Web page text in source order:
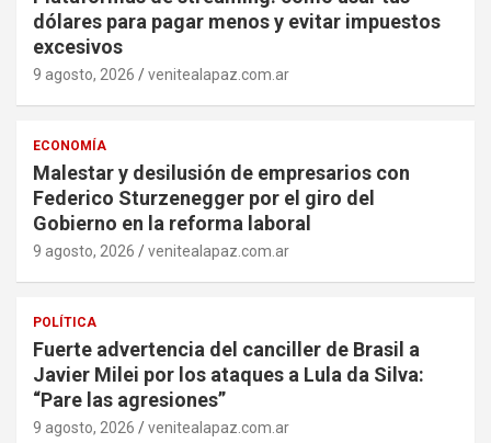
dólares para pagar menos y evitar impuestos
excesivos
9 agosto, 2026 venitealapaz.com.ar
ECONOMÍA
Malestar y desilusión de empresarios con
Federico Sturzenegger por el giro del
Gobierno en la reforma laboral
9 agosto, 2026 venitealapaz.com.ar
POLÍTICA
Fuerte advertencia del canciller de Brasil a
Javier Milei por los ataques a Lula da Silva:
“Pare las agresiones”
9 agosto, 2026 venitealapaz.com.ar